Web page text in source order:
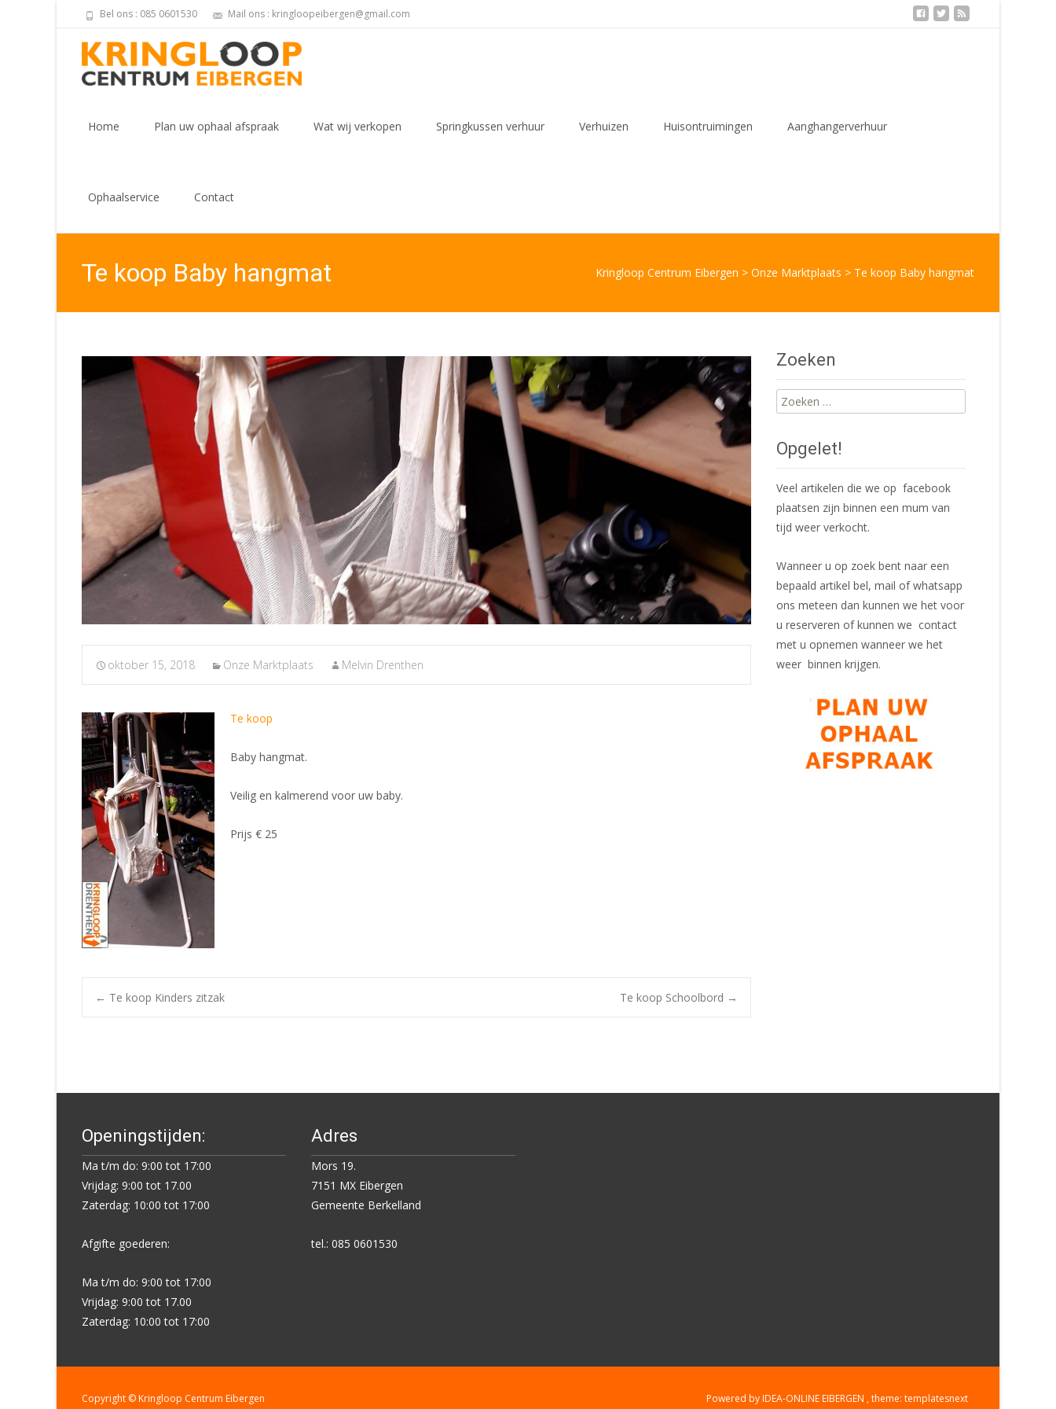
Bel ons : 085 0601530 Mail ons : kringloopeibergen@gmail.com
Home Plan uw ophaal afspraak Wat wij verkopen Springkussen verhuur Verhuizen Huisontruimingen Aanghangerverhuur
Ophaalservice Contact
Te koop Baby hangmat Kringloop Centrum Eibergen > Onze Marktplaats > Te koop Baby hangmat
oktober 15, 2018 Onze Marktplaats Melvin Drenthen
Te koop
Baby hangmat.
Veilig en kalmerend voor uw baby.
Prijs € 25
Post
← Te koop Kinders zitzak Te koop Schoolbord →
Zoeken
Zoeken
naar:
Opgelet!
Veel artikelen die we op facebook
plaatsen zijn binnen een mum van
tijd weer verkocht.
Wanneer u op zoek bent naar een
bepaald artikel bel, mail of whatsapp
ons meteen dan kunnen we het voor
u reserveren of kunnen we contact
met u opnemen wanneer we het
weer binnen krijgen.
Openingstijden:
Ma t/m do: 9:00 tot 17:00
Vrijdag: 9:00 tot 17.00
Zaterdag: 10:00 tot 17:00
Afgifte goederen:
Ma t/m do: 9:00 tot 17:00
Vrijdag: 9:00 tot 17.00
Zaterdag: 10:00 tot 17:00
Adres
Mors 19.
7151 MX Eibergen
Gemeente Berkelland
tel.: 085 0601530
Copyright © Kringloop Centrum Eibergen Powered by IDEA-ONLINE EIBERGEN , theme: templatesnext